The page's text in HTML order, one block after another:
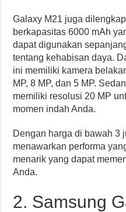
Galaxy M21 juga
berkapasitas 6000 mAh
dapat digunakan
tentang kehabisan daya.
ini memiliki kamera
MP, 8 MP, dan 5 MP.
memiliki resolusi 20 MP
momen indah Anda.
Dengan harga di bawah 3
menawarkan performa
menarik yang dapat
Anda.
2. Samsung